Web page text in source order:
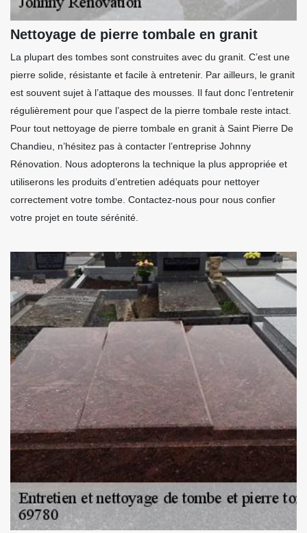
Nettoyage de pierre tombale en granit
La plupart des tombes sont construites avec du granit. C’est une
pierre solide, résistante et facile à entretenir. Par ailleurs, le granit
est souvent sujet à l’attaque des mousses. Il faut donc l’entretenir
régulièrement pour que l’aspect de la pierre tombale reste intact.
Pour tout nettoyage de pierre tombale en granit à Saint Pierre De
Chandieu, n’hésitez pas à contacter l’entreprise Johnny
Rénovation. Nous adopterons la technique la plus appropriée et
utiliserons les produits d’entretien adéquats pour nettoyer
correctement votre tombe. Contactez-nous pour nous confier
votre projet en toute sérénité.